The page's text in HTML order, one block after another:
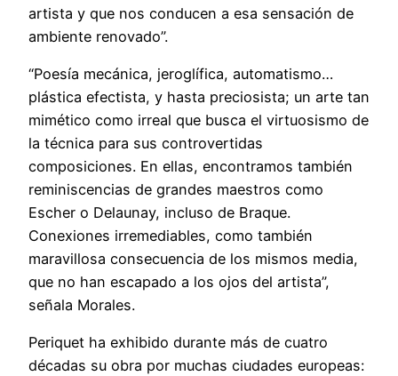
artista y que nos conducen a esa sensación de
ambiente renovado”.
“Poesía mecánica, jeroglífica, automatismo…
plástica efectista, y hasta preciosista; un arte tan
mimético como irreal que busca el virtuosismo de
la técnica para sus controvertidas
composiciones. En ellas, encontramos también
reminiscencias de grandes maestros como
Escher o Delaunay, incluso de Braque.
Conexiones irremediables, como también
maravillosa consecuencia de los mismos media,
que no han escapado a los ojos del artista”,
señala Morales.
Periquet ha exhibido durante más de cuatro
décadas su obra por muchas ciudades europeas: